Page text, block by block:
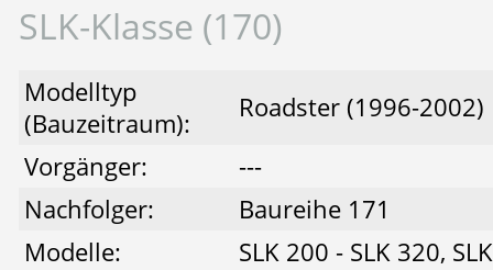
SLK-Klasse (170)
Modelltyp
(Bauzeitraum):
Roadster (1996-2002)
Vorgänger:
---
Nachfolger:
Baureihe 171
Modelle:
SLK 200 - SLK 320,